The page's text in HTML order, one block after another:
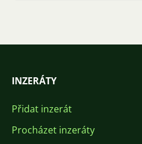
INZERÁTY
Přidat inzerát
Procházet inzeráty